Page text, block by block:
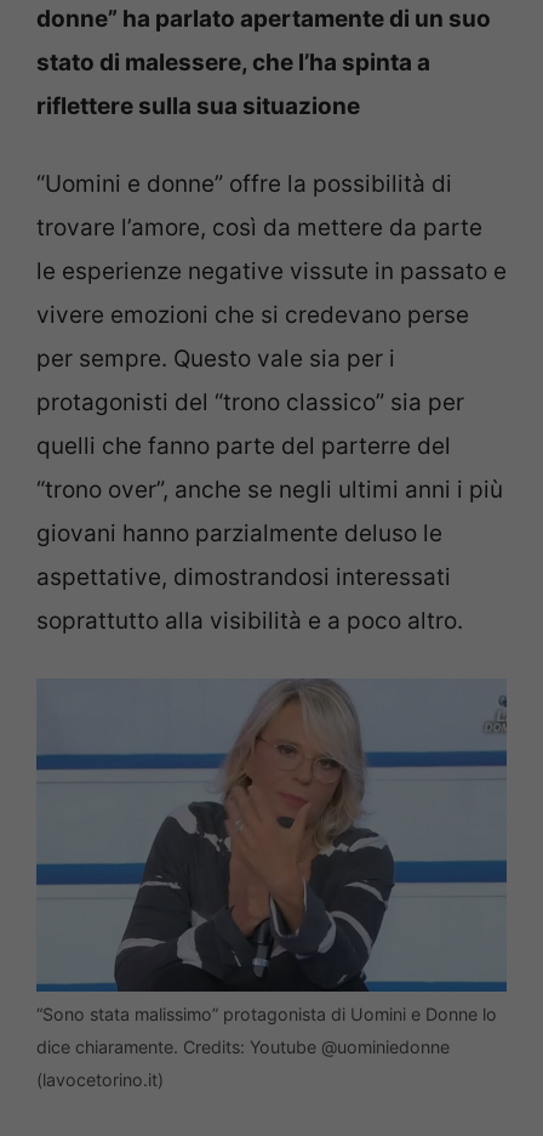
donne” ha parlato apertamente di un suo
stato di malessere, che l’ha spinta a
riflettere sulla sua situazione
“Uomini e donne” offre la possibilità di
trovare l’amore, così da mettere da parte
le esperienze negative vissute in passato e
vivere emozioni che si credevano perse
per sempre. Questo vale sia per i
protagonisti del “trono classico” sia per
quelli che fanno parte del parterre del
“trono over”, anche se negli ultimi anni i più
giovani hanno parzialmente deluso le
aspettative, dimostrandosi interessati
soprattutto alla visibilità e a poco altro.
“Sono stata malissimo” protagonista di Uomini e Donne lo
dice chiaramente. Credits: Youtube @uominiedonne
(lavocetorino.it)